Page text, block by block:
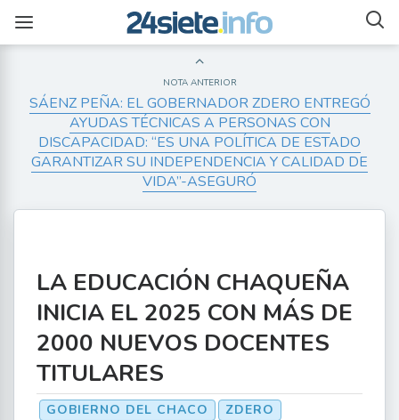
NOTA ANTERIOR
SÁENZ PEÑA: EL GOBERNADOR ZDERO ENTREGÓ
AYUDAS TÉCNICAS A PERSONAS CON
DISCAPACIDAD: “ES UNA POLÍTICA DE ESTADO
GARANTIZAR SU INDEPENDENCIA Y CALIDAD DE
VIDA”-ASEGURÓ
LA EDUCACIÓN CHAQUEÑA
INICIA EL 2025 CON MÁS DE
2000 NUEVOS DOCENTES
TITULARES
GOBIERNO DEL CHACO
ZDERO